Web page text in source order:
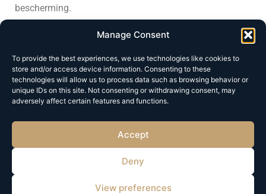
Manage Consent
To provide the best experiences, we use technologies like cookies to
store and/or access device information. Consenting to these
technologies will allow us to process data such as browsing behavior or
unique IDs on this site. Not consenting or withdrawing consent, may
adversely affect certain features and functions.
Accept
Deny
View preferences
bescherming.
Geef een reactie
Je e-mailadres wordt niet gepubliceerd.